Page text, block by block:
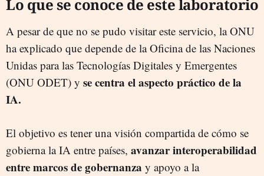
Lo que se conoce de este laboratorio
A pesar de que no se pudo visitar este servicio, la ONU
ha explicado que depende de la Oficina de las Naciones
Unidas para las Tecnologías Digitales y Emergentes
(ONU ODET) y se centra el aspecto práctico de la
IA.
El objetivo es tener una visión compartida de cómo se
gobierna la IA entre países, avanzar interoperabilidad
entre marcos de gobernanza y apoyo a la